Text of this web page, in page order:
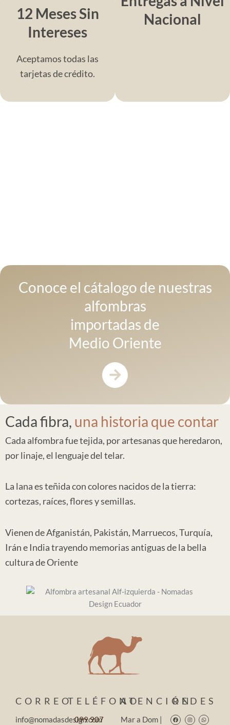
12 Meses Sin
Intereses
Aceptamos todas las
tarjetas de crédito.
Nacional
Conoce el cátalogo de nuestras
alfombras
importadas de
Medio Oriente
Cada fibra, una historia que contar
Cada alfombra fue tejida, por artesanas que heredaron,
por linaje, el lenguaje del telar.
La lana es teñida con colores nacidos de la tierra:
cortezas, raíces, flores y semillas.
Vienen de Afganistán, Pakistán, Marruecos, Turquía,
Irán e India trayendo memorias antiguas de la bella
cultura de Oriente
CORREO
info@nomadasdesign.com
TELÉFONO
099 907
ATENCIÓN
Mar a Dom |
REDES
FacebookInstagramWhatsapp